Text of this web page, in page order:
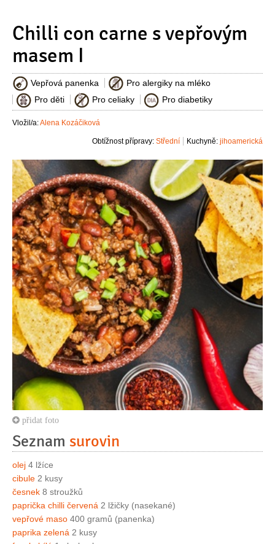
Chilli con carne s vepřovým
masem I
Vepřová panenka
Pro alergiky na mléko
Pro děti
Pro celiaky Pro diabetiky
Vložil/a:Alena Kozáčiková
Kuchyně: jihoamerická
Obtížnost přípravy: Střední
přidat foto
Seznam surovin
olej 4 lžíce
cibule 2 kusy
česnek 8 stroužků
paprička chilli červená 2 lžičky (nasekané)
vepřové maso 400 gramů (panenka)
paprika zelená 2 kusy